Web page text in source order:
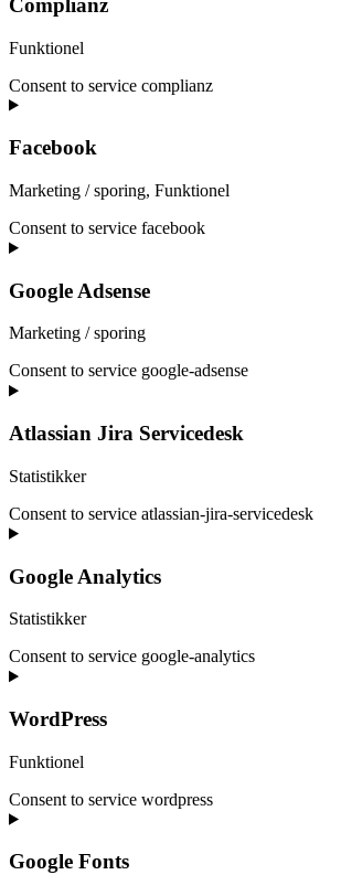
Complianz
Funktionel
Consent to service complianz
Facebook
Marketing / sporing, Funktionel
Consent to service facebook
Google Adsense
Marketing / sporing
Consent to service google-adsense
Atlassian Jira Servicedesk
Statistikker
Consent to service atlassian-jira-servicedesk
Google Analytics
Statistikker
Consent to service google-analytics
WordPress
Funktionel
Consent to service wordpress
Google Fonts